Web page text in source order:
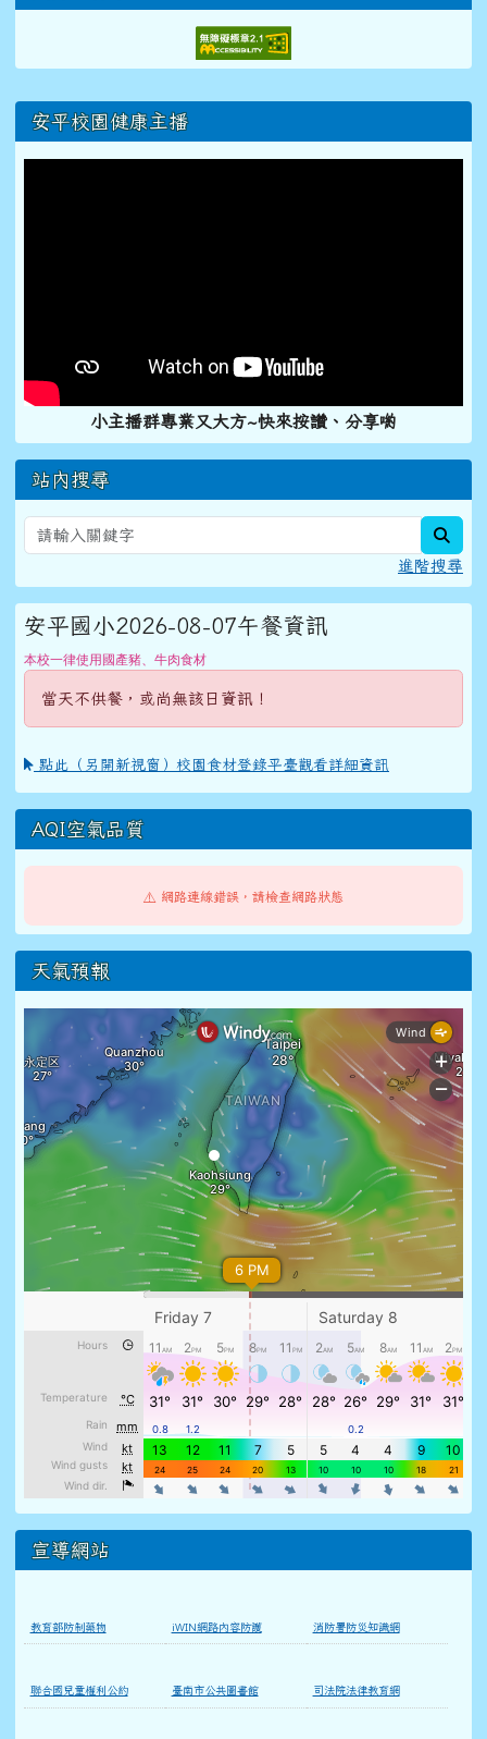
右邊區域內容
安平校園健康主播
小主播群專業又大方~快來按讚、分享喲
站內搜尋
進階搜尋
安平國小2026-08-07午餐資訊
本校一律使用國產豬、牛肉食材
當天不供餐，或尚無該日資訊！
點此（另開新視窗）校園食材登錄平臺觀看詳細資訊
AQI空氣品質
⚠️ 網路連線錯誤，請檢查網路狀態
天氣預報
宣導網站
教育部防制藥物 iWIN網路內容防護 消防署防災知識網
聯合國兒童權利公約 臺南市公共圖書館 司法院法律教育網